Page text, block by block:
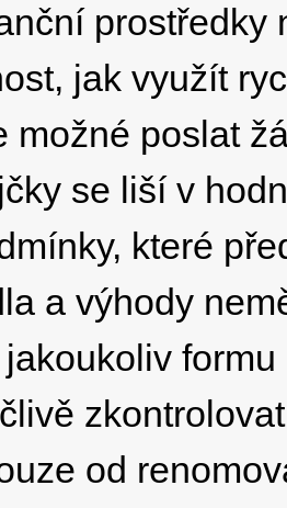
prostředky
jak využít
možné poslat
se liší v
které
a výhody
od